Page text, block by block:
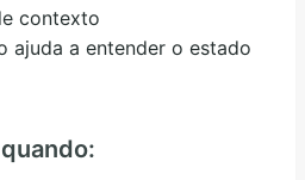
contexto
ajuda a entender o estado